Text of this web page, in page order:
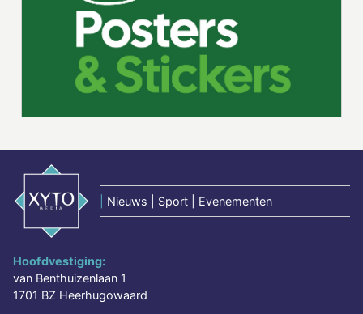
Nieuws | Sport | Evenementen
Hoofdvestiging:
van Benthuizenlaan 1
1701 BZ Heerhugowaard